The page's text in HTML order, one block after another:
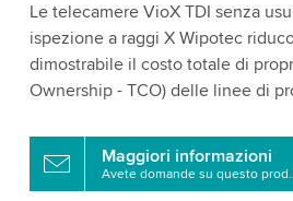
Le telecamere VioX TDI senza
ispezione a raggi X Wipotec
dimostrabile il costo totale di
Ownership - TCO) delle linee di
Maggiori informazioni
Avete